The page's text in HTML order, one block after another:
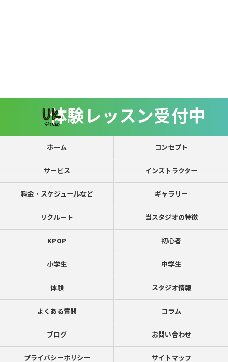
体験レッスン受付中
ホーム コンセプト
サービス インストラクター
料金・スケジュールなど ギャラリー
リクルート 当スタジオの特徴
KPOP 初心者
小学生 中学生
体験 スタジオ情報
よくある質問 コラム
ブログ お問い合わせ
プライバシーポリシー サイトマップ